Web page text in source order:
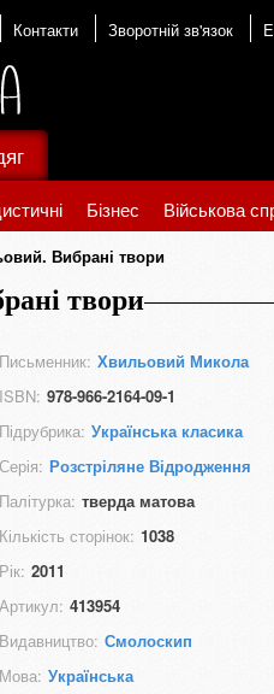
Контакти Зворотній зв'язок
Бізнес Військова
Вибрані твори
твори
Письменник: Хвильовий Микола
ISBN: 978-966-2164-09-1
Підрубрика: Українська класика
Серія: Розстріляне Відродження
Палітурка: тверда матова
Кількість сторінок: 1038
Рік: 2011
Артикул: 413954
Видавництво: Смолоскип
Мова: Українська